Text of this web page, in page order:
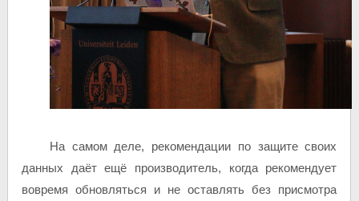
На самом деле, рекомендации по защите своих
данных даёт ещё производитель, когда рекомендует
вовремя обновляться и не оставлять без присмотра